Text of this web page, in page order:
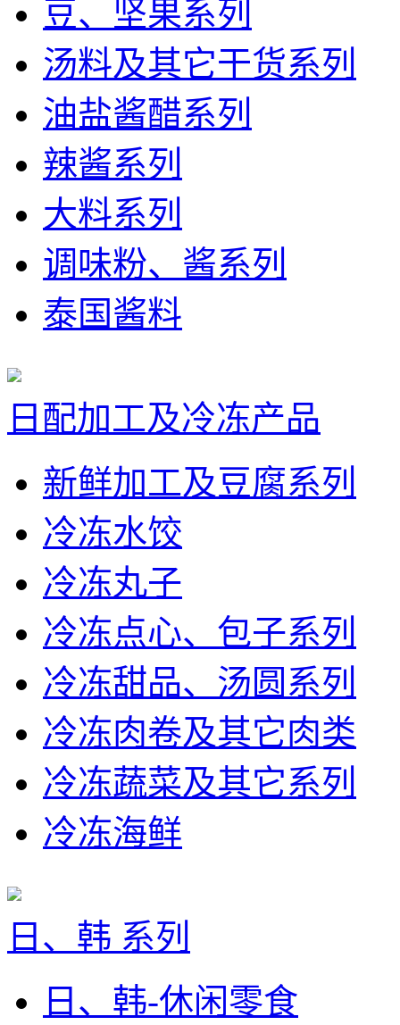
豆、坚果系列
汤料及其它干货系列
油盐酱醋系列
辣酱系列
大料系列
调味粉、酱系列
泰国酱料
日配加工及冷冻产品
新鲜加工及豆腐系列
冷冻水饺
冷冻丸子
冷冻点心、包子系列
冷冻甜品、汤圆系列
冷冻肉卷及其它肉类
冷冻蔬菜及其它系列
冷冻海鲜
日、韩 系列
日、韩-休闲零食